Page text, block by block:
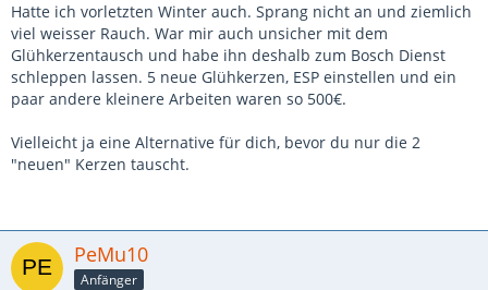
Hatte ich vorletzten Winter auch. Sprang nicht an und ziemlich
viel weisser Rauch. War mir auch unsicher mit dem
Glühkerzentausch und habe ihn deshalb zum Bosch Dienst
schleppen lassen. 5 neue Glühkerzen, ESP einstellen und ein
paar andere kleinere Arbeiten waren so 500€.
Vielleicht ja eine Alternative für dich, bevor du nur die 2
"neuen" Kerzen tauscht.
PeMu10
Anfänger